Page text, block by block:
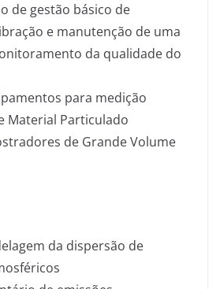
de gestão básico de
e manutenção de uma
da qualidade do
para medição
Material Particulado
de Grande Volume
da dispersão de